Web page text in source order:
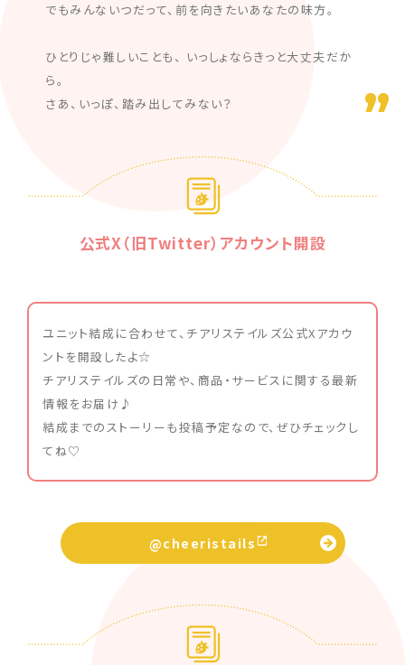
でもみんないつだって、前を向きたいあなたの味方。
ひとりじゃ難しいことも、 いっしょならきっと大丈夫だか
ら。
さあ、いっぽ、踏み出してみない？
公式X（旧Twitter）アカウント開設
ユニット結成に合わせて、チアリステイルズ公式Xアカウ
ントを開設したよ☆
チアリステイルズの日常や、商品・サービスに関する最新
情報をお届け♪
結成までのストーリーも投稿予定なので、ぜひチェックし
てね♡
@cheeristails